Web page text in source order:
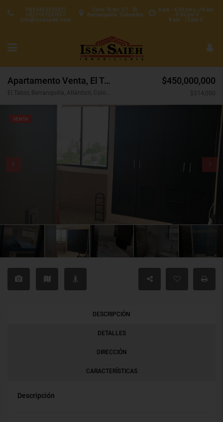
8 am - 4:30 pm L-J 8 am
- 5:00 pm V
8 am - 12 pm S
Calle 70 No. 57 - 25
Barranquilla, Colombia
PBX 6053533427
CEL3157227537
info@issasaieh.com
Apartamento Venta, El Tabor, Barranquilla (31651)
El Tabor, Barranquilla, Atlántico, Colombia
$450,000,000
$314,000
VENTA
DESCRIPCIÓN
DETALLES
DIRECCIÓN
CARACTERÍSTICAS
Descripción